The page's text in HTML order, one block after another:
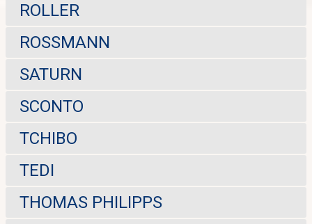
ROLLER
ROSSMANN
SATURN
SCONTO
TCHIBO
TEDI
THOMAS PHILIPPS